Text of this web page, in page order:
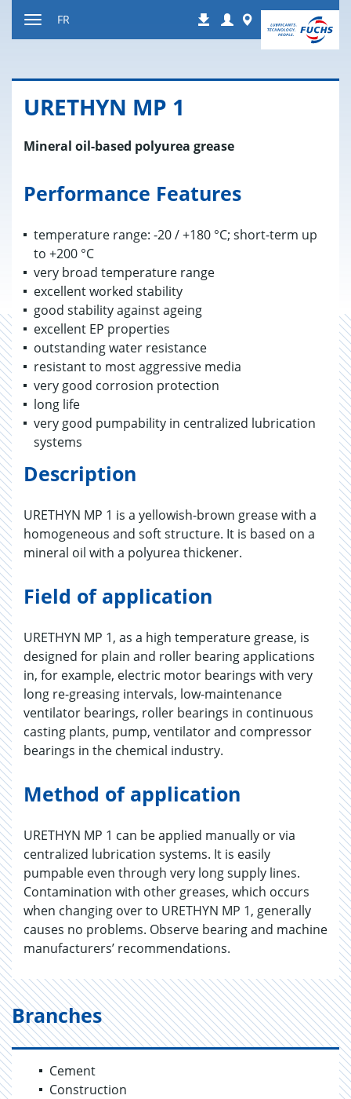
Téléchargements
Login Worldwide
FR
URE­THYN MP 1
Mineral oil-based polyurea grease
Performance Features
temperature range: -20 / +180 °C; short-term up
to +200 °C
very broad temperature range
excellent worked stability
good stability against ageing
excellent EP properties
outstanding water resistance
resistant to most aggressive media
very good corrosion protection
long life
very good pumpability in centralized lubrication
systems
Description
URETHYN MP 1 is a yellowish-brown grease with a
homogeneous and soft structure. It is based on a
mineral oil with a polyurea thickener.
Field of application
URETHYN MP 1, as a high temperature grease, is
designed for plain and roller bearing applications
in, for example, electric motor bearings with very
long re-greasing intervals, low-maintenance
ventilator bearings, roller bearings in continuous
casting plants, pump, ventilator and compressor
bearings in the chemical industry.
Method of application
URETHYN MP 1 can be applied manually or via
centralized lubrication systems. It is easily
pumpable even through very long supply lines.
Contamination with other greases, which occurs
when changing over to URETHYN MP 1, generally
causes no problems. Observe bearing and machine
manufacturers’ recommendations.
Branches
Cement
Construction